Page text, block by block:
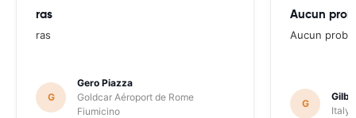
ras
ras
G
Gero Piazza
Goldcar Aéroport de Rome
Fiumicino
Aucun
Aucun
G
Italy